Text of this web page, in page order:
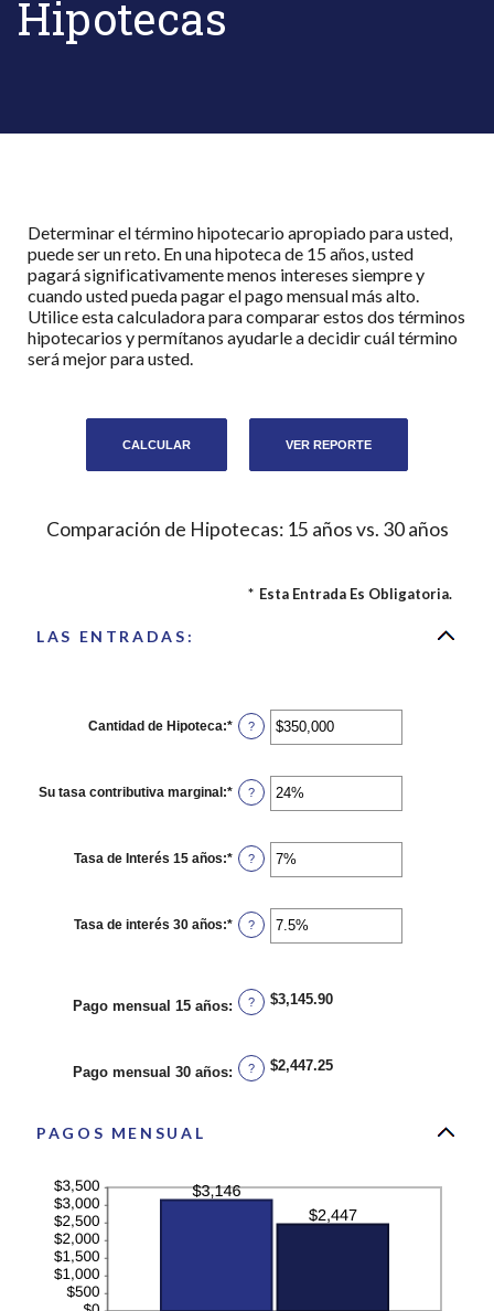
Hipotecas
Determinar el término hipotecario apropiado para usted,
puede ser un reto. En una hipoteca de 15 años, usted
pagará significativamente menos intereses siempre y
cuando usted pueda pagar el pago mensual más alto.
Utilice esta calculadora para comparar estos dos términos
hipotecarios y permítanos ayudarle a decidir cuál término
será mejor para usted.
Comparación de Hipotecas: 15 años vs. 30 años
* Esta Entrada Es Obligatoria.
LAS ENTRADAS:
Cantidad de Hipoteca:* Ingresa
un
$0
y
?
Su tasa contributiva marginal :* Ingresa
un
0%
y
?
Tasa de Interés 15 años:* Ingresa
un
0%
y
?
Tasa de interés 30 años:* Ingresa
un
0%
y
50%
?
Pago mensual 15 años: ? $3,145.90
Pago mensual 30 años: ? $2,447.25
PAGOS MENSUAL